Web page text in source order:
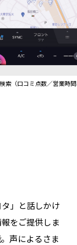
索（口コミ点数／営業時間
」と話しかけ
をご提供しま
声によるさま